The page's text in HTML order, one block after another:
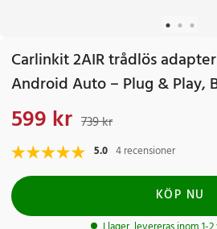
Carlinkit 2AIR trådlös
Android Auto – Plug & Play,
Nuvarande pris
599 kr 739 kr
5.0 4 recensioner
KÖP NU